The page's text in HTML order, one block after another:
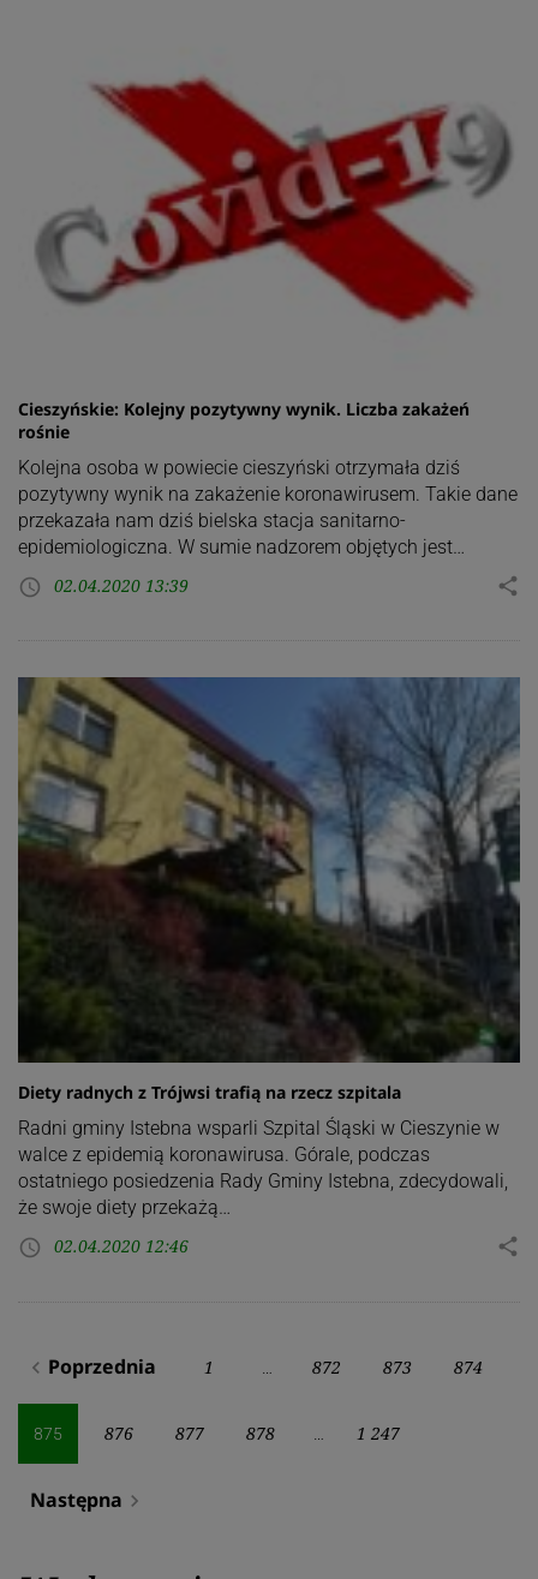
Cieszyńskie: Kolejny pozytywny wynik. Liczba zakażeń
rośnie
Kolejna osoba w powiecie cieszyński otrzymała dziś
pozytywny wynik na zakażenie koronawirusem. Takie dane
przekazała nam dziś bielska stacja sanitarno-
epidemiologiczna. W sumie nadzorem objętych jest…
access_time 02.04.2020 13:39 share
Diety radnych z Trójwsi trafią na rzecz szpitala
Radni gminy Istebna wsparli Szpital Śląski w Cieszynie w
walce z epidemią koronawirusa. Górale, podczas
ostatniego posiedzenia Rady Gminy Istebna, zdecydowali,
że swoje diety przekażą…
access_time 02.04.2020 12:46 share
Stronicowanie
wpisów
navigate_before Poprzednia 1 872 873 874
875 876 877 878 1 247
Następna navigate_next